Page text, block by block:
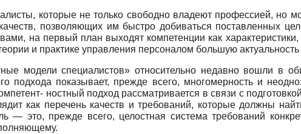
которые не только свободно владеют профессией, но
позволяющих им быстро добиваться поставленных
на первый план выходят компетенции как
и практике управления персоналом большую
модели специалистов» относительно недавно вошли в
подхода показывает, прежде всего, многомерность и
ностный подход рассматривается в связи с
как перечень качеств и требований, которые должны
— это, прежде всего, целостная система требований